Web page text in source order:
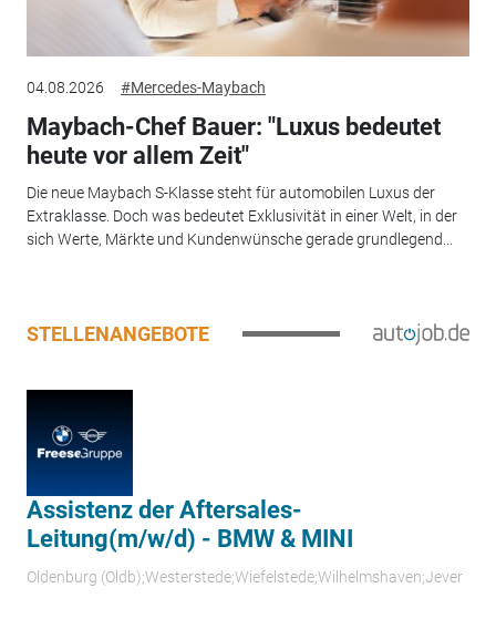
04.08.2026 #Mercedes-Maybach
Maybach-Chef Bauer: "Luxus bedeutet
heute vor allem Zeit"
Die neue Maybach S-Klasse steht für automobilen Luxus der
Extraklasse. Doch was bedeutet Exklusivität in einer Welt, in der
sich Werte, Märkte und Kundenwünsche gerade grundlegend...
STELLENANGEBOTE
Assistenz der Aftersales-
Leitung(m/w/d) - BMW & MINI
Oldenburg (Oldb);Westerstede;Wiefelstede;Wilhelmshaven;Jever